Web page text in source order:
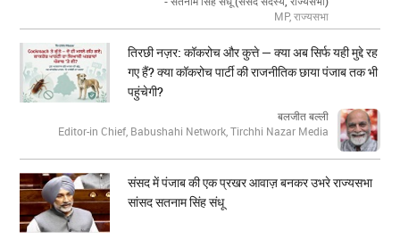
MP, राज्यसभा
तिरछी नज़र: कॉकरोच और कुत्ते — क्या अब सिर्फ यही मुद्दे रह
गए हैं? क्या कॉकरोच पार्टी की राजनीतिक छाया पंजाब तक भी
पहुंचेगी?
बलजीत बल्ली
Editor-in Chief, Babushahi Network, Tirchhi Nazar Media
संसद में पंजाब की एक प्रखर आवाज़ बनकर उभरे राज्यसभा
सांसद सतनाम सिंह संधू